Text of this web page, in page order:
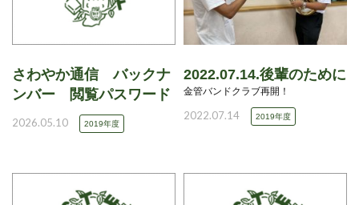
さわやか通信 バックナ
ンバー 閲覧パスワード
2026.05.10 2019年度
2022.07.14.後輩のために
金管バンドクラブ再開！
2022.07.14 2019年度